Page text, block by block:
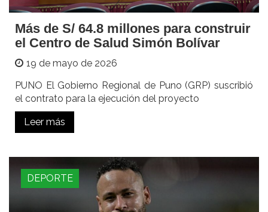
Más de S/ 64.8 millones para construir
el Centro de Salud Simón Bolívar
19 de mayo de 2026
PUNO El Gobierno Regional de Puno (GRP) suscribió
el contrato para la ejecución del proyecto
Leer más
DEPORTE